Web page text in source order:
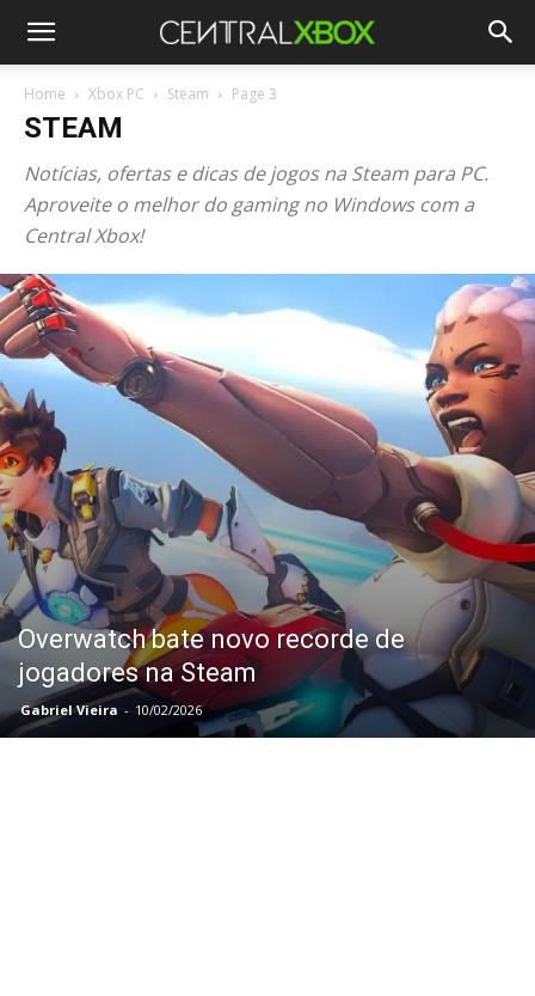
Home Xbox PC Steam Page 3
STEAM
Notícias, ofertas e dicas de jogos na Steam para PC.
Aproveite o melhor do gaming no Windows com a
Central Xbox!
Overwatch bate novo recorde de
jogadores na Steam
Gabriel Vieira - 10/02/2026